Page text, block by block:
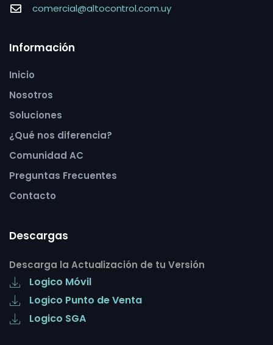
comercial@altocontrol.com.uy
Información
Inicio
Nosotros
Soluciones
¿Qué nos diferencia?
Comunidad AC
Preguntas Frecuentes
Contacto
Descargas
Descarga la Actualización de tu Versión
Logico Móvil
Logico Punto de Venta
Logico SGA